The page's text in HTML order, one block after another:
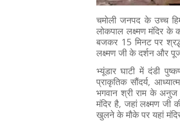
चमोली जनपद के उच्च
लोकपाल लक्ष्मण मंदिर के
बजकर 15 मिनट पर
लक्ष्मण जी के दर्शन और
भ्यूंडार घाटी में दंडी
प्राकृतिक सौंदर्य,
भगवान श्री राम के
मंदिर है, जहां लक्ष्मण जी
खुलने के मौके पर यहां